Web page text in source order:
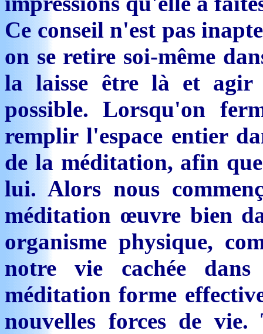
Ce conseil n'est pas
on se retire soi-même
la laisse être là et
possible. Lorsqu'on
remplir l'espace entier
de la méditation, afin
lui. Alors nous
méditation œuvre bien
organisme physique,
notre vie cachée
méditation forme
nouvelles forces de vie.